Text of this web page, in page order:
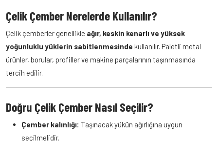
Çelik Çember Nerelerde Kullanılır?
Çelik çemberler genellikle ağır, keskin kenarlı ve yüksek
yoğunluklu yüklerin sabitlenmesinde kullanılır. Paletli metal
ürünler, borular, profiller ve makine parçalarının taşınmasında
tercih edilir.
Doğru Çelik Çember Nasıl Seçilir?
Çember kalınlığı: Taşınacak yükün ağırlığına uygun
seçilmelidir.